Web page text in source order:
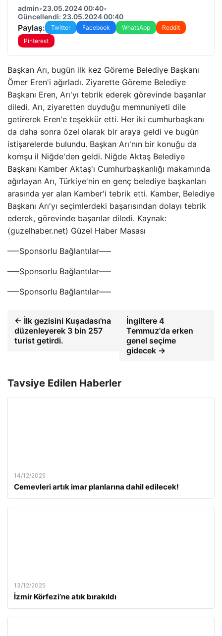
admin•23.05.2024 00:40•
Güncellendi: 23.05.2024 00:40
Paylaş: Twitter Facebook WhatsApp
Reddit
Pinterest
Başkan Arı, bugün ilk kez Göreme Belediye Başkanı
Ömer Eren'i ağırladı. Ziyarette Göreme Belediye
Başkanı Eren, Arı'yı ​​tebrik ederek görevinde başarılar
diledi. Arı, ziyaretten duyduğu memnuniyeti dile
getirerek Eren'e teşekkür etti. Her iki cumhurbaşkanı
da daha sonra özel olarak bir araya geldi ve bugün
istişarelerde bulundu. Başkan Arı'nın bir konuğu da
komşu il Niğde'den geldi. Niğde Aktaş Belediye
Başkanı Kamber Aktaş'ı Cumhurbaşkanlığı makamında
ağırlayan Arı, Türkiye'nin en genç belediye başkanları
arasında yer alan Kamber'i tebrik etti. Kamber, Belediye
Başkanı Arı'yı ​​seçimlerdeki başarısından dolayı tebrik
ederek, görevinde başarılar diledi. Kaynak:
(guzelhaber.net) Güzel Haber Masası
—–Sponsorlu Bağlantılar—–
—–Sponsorlu Bağlantılar—–
—–Sponsorlu Bağlantılar—–
← İlk gezisini Kuşadası'na
düzenleyerek 3 bin 257
turist getirdi.
İngiltere 4
Temmuz'da erken
genel seçime
gidecek →
Tavsiye Edilen Haberler
14/12/2025
Cemevleri artık imar planlarına dahil edilecek!
13/12/2025
İzmir Körfezi’ne atık bırakıldı